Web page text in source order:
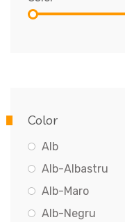
Color
Alb
Alb-Albastru
Alb-Maro
Alb-Negru